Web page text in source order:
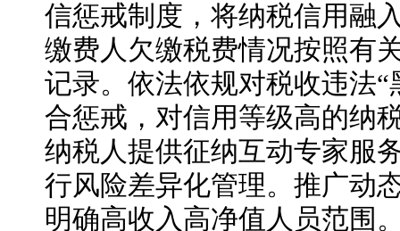
信惩戒制度，将纳税信用融
缴费人欠缴税费情况按照有
记录。依法依规对税收违法
合惩戒，对信用等级高的纳
纳税人提供征纳互动专家服
行风险差异化管理。推广动
明确高收入高净值人员范围